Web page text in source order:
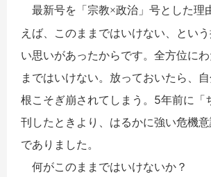
最新号を「宗教×政治」号とした理
えば、このままではいけない、とい
い思いがあったからです。全方位に
まではいけない。放っておいたら、
根こそぎ崩されてしまう。5年前に「
刊したときより、はるかに強い危機
でありました。
何がこのままではいけないか？